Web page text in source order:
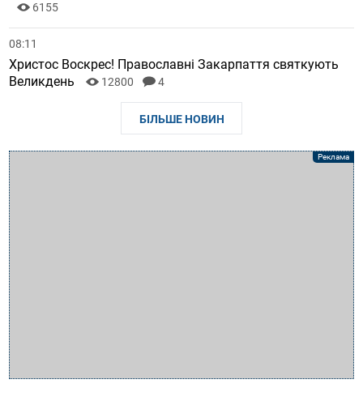
6155
08:11
Христос Воскрес! Православні Закарпаття святкують
Великдень
12800 4
БІЛЬШЕ НОВИН